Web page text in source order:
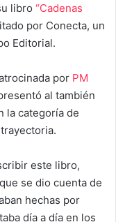
libro “Cadenas
por Conecta, un
Editorial.
por PM
al también
la categoría de
este libro,
se dio cuenta de
hechas por
día a día en los